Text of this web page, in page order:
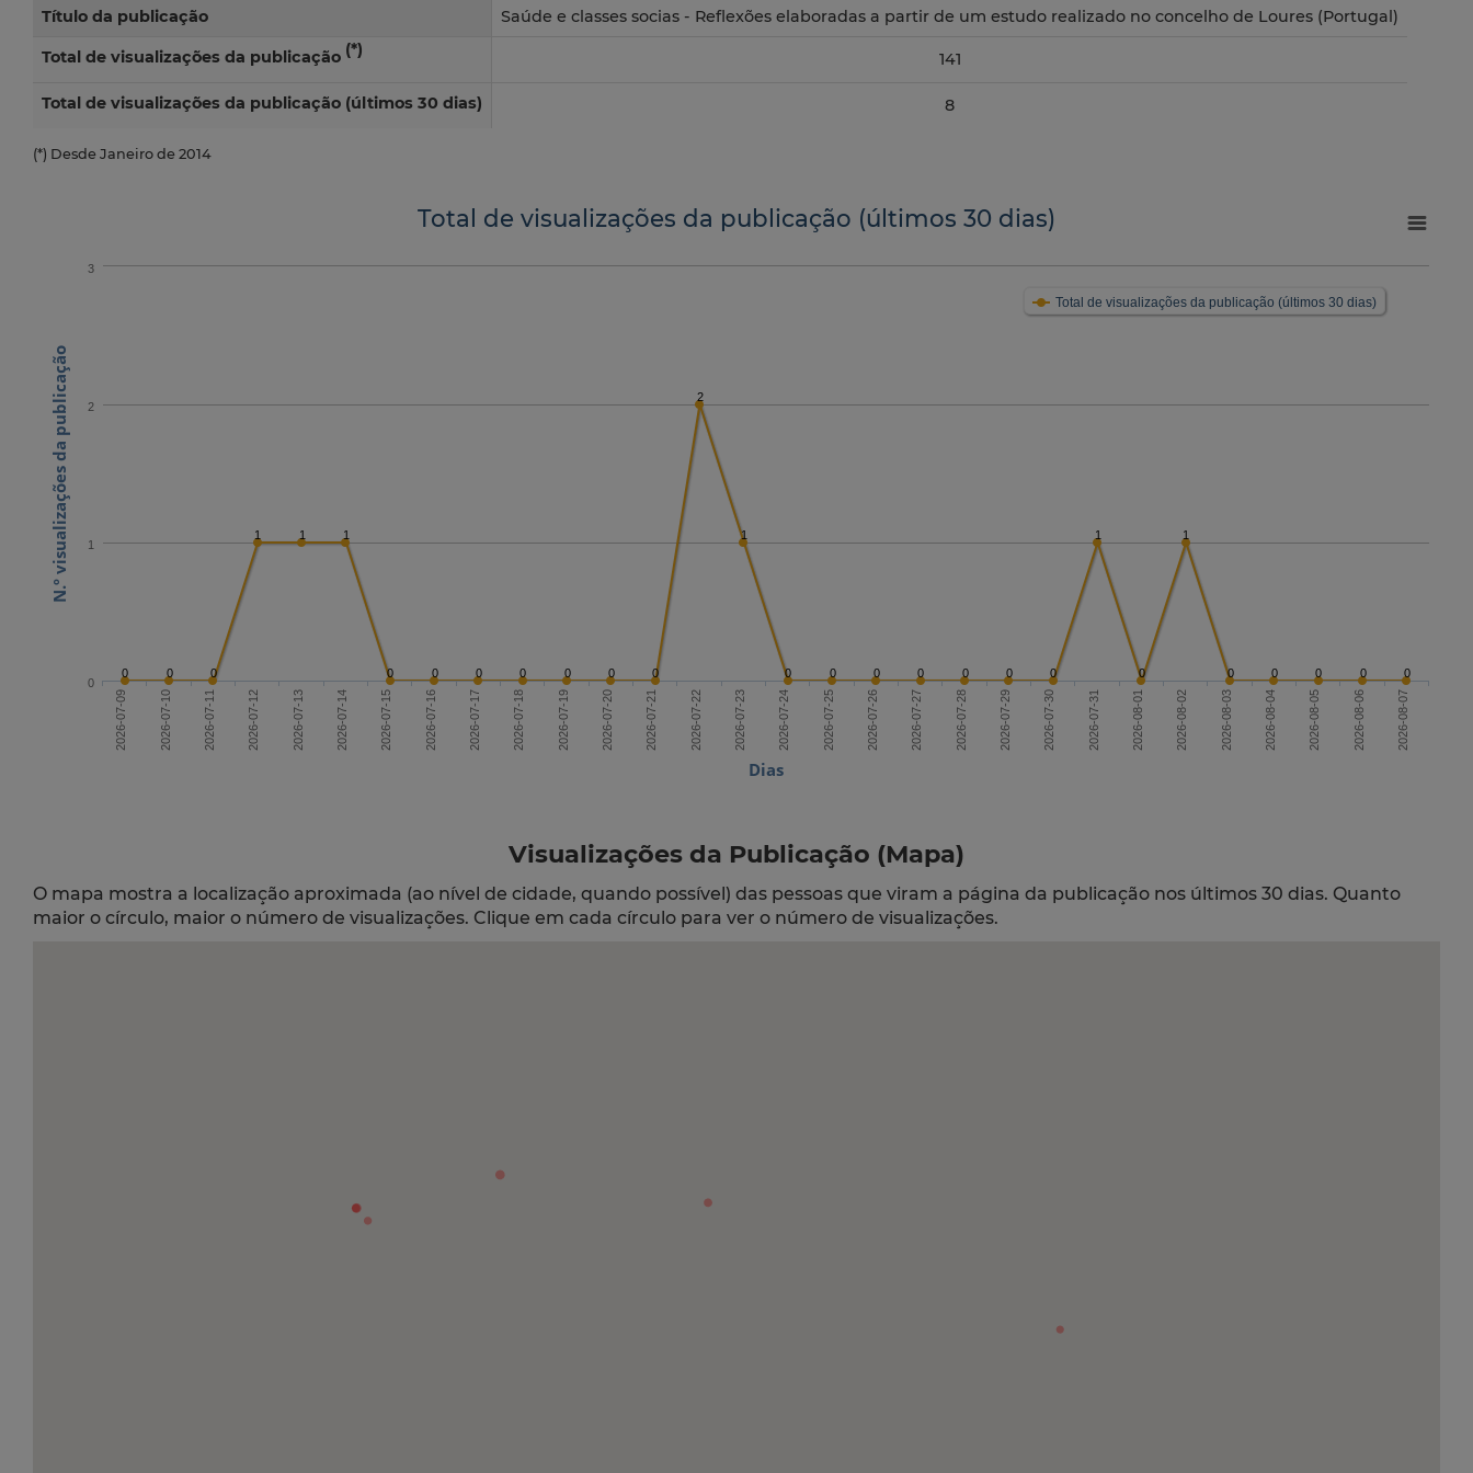
Título da publicação Saúde e classes socias - Reflexões elaboradas a partir de um estudo realizado no concelho de Loures (Portugal)
Total de visualizações da publicação (*)
141
Total de visualizações da publicação (últimos 30 dias) 8
(*) Desde Janeiro de 2014
Dias
N.º visualizações da publicação
Total de visualizações da publicação (últimos 30 dias)
0 0 0
1 1 1
0 0 0 0 0 0 0
2
1
0 0 0 0 0 0 0
1
0
1
0 0 0 0 0
Total de visualizações da publicação (últimos 30 dias)
2026-07-09 2026-07-10 2026-07-11 2026-07-12 2026-07-13 2026-07-14 2026-07-15 2026-07-16 2026-07-17 2026-07-18 2026-07-19 2026-07-20 2026-07-21 2026-07-22 2026-07-23 2026-07-24 2026-07-25 2026-07-26 2026-07-27 2026-07-28 2026-07-29 2026-07-30 2026-07-31 2026-08-01 2026-08-02 2026-08-03 2026-08-04 2026-08-05 2026-08-06 2026-08-07
0
1
2
3
Visualizações da Publicação (Mapa)
O mapa mostra a localização aproximada (ao nível de cidade, quando possível) das pessoas que viram a página da publicação nos últimos 30 dias. Quanto
maior o círculo, maior o número de visualizações. Clique em cada círculo para ver o número de visualizações.